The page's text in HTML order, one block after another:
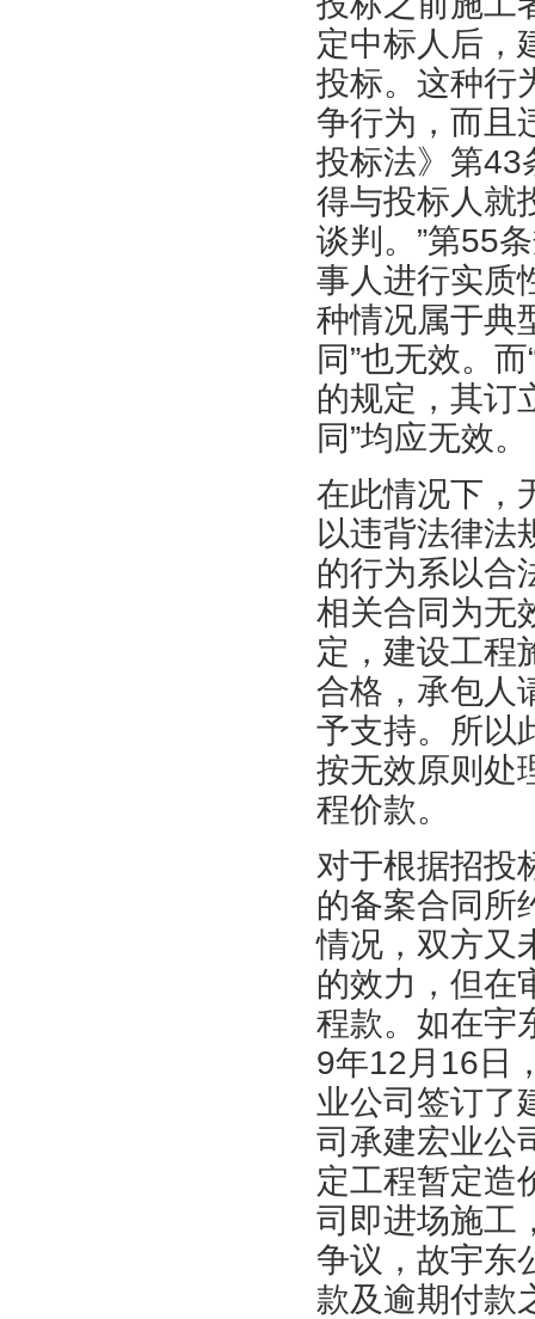
定中标人后，
投标。这种行
争行为，而且
投标法》第43
得与投标人就
谈判。”第55
事人进行实质
种情况属于典
同”也无效。
的规定，其订
同”均应无效。
在此情况下，
以违背法律法
的行为系以合
相关合同为无
定，建设工程
合格，承包人
予支持。所以
按无效原则处
程价款。
对于根据招投
的备案合同所
情况，双方又
的效力，但在
程款。如在宇
9年12月16日
业公司签订了
司承建宏业公
定工程暂定造
司即进场施工
争议，故宇东
款及逾期付款